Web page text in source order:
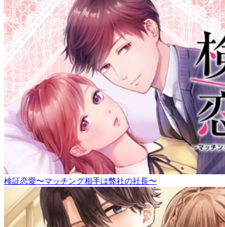
検証恋愛〜マッチング相手は弊社の社長〜